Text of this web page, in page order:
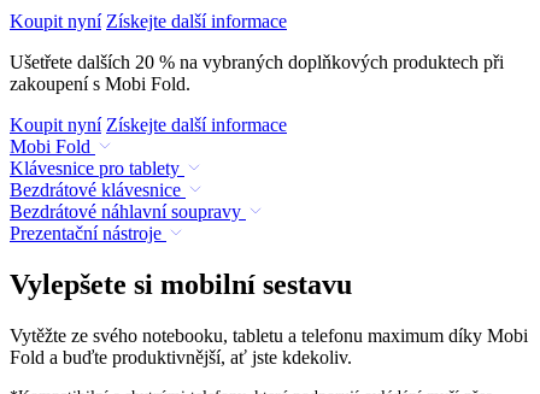
Koupit nyní Získejte další informace
Ušetřete dalších 20 % na vybraných doplňkových produktech při
zakoupení s Mobi Fold.
Koupit nyní Získejte další informace
Mobi Fold
Klávesnice pro tablety
Bezdrátové klávesnice
Bezdrátové náhlavní soupravy
Prezentační nástroje
Vylepšete si mobilní sestavu
Vytěžte ze svého notebooku, tabletu a telefonu maximum díky Mobi
Fold a buďte produktivnější, ať jste kdekoliv.